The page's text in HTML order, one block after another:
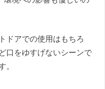
ドアでの使用はもちろ
口をゆすげないシーンで
。